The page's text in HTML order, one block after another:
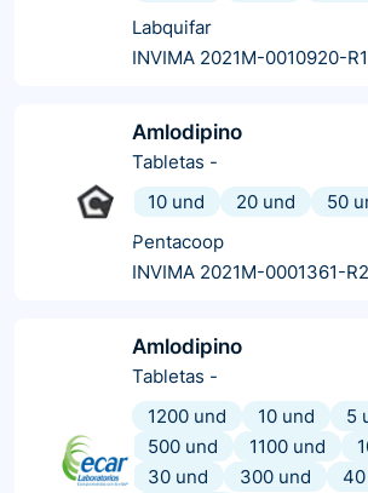
Labquifar
INVIMA 2021M-0010920-R1
Amlodipino
Tabletas -
10 und
20 und 50
Pentacoop
INVIMA 2021M-0001361-R2
Amlodipino
Tabletas -
1200 und
10 und 5
500 und
1100 und
30 und
300 und